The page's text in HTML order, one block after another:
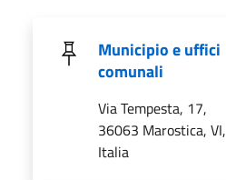
Municipio e uffici
comunali
Via Tempesta, 17,
36063 Marostica, VI,
Italia